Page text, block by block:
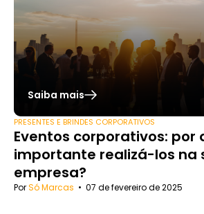
Saiba mais
PRESENTES E BRINDES CORPORATIVOS
Eventos corporativos: por
importante realizá-los na
empresa?
PorSó Marcas • 07 de fevereiro de 2025